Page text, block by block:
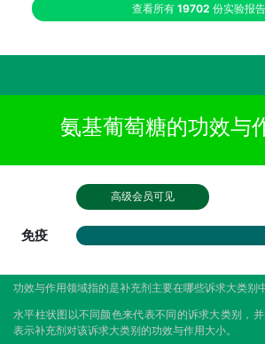
查看所有 19702 份实验报告
氨基葡萄糖的功效与
高级会员可见
免疫
功效与作用领域指的是补充剂主要在哪些诉求大类别
水平柱状图以不同颜色来代表不同的诉求大类别，
表示补充剂对该诉求大类别的功效与作用大小。